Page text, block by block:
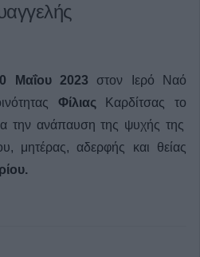
Μαΐου 2023 στον Ιερό Ναό
Φίλιας
Καρδίτσας το
την ανάπαυση της ψυχής της
μητέρας, αδερφής και θείας